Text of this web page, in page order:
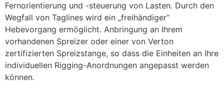
Fernorientierung und -steuerung von Lasten. Durch den
Wegfall von Taglines wird ein „freihändiger“
Hebevorgang ermöglicht. Anbringung an Ihrem
vorhandenen Spreizer oder einer von Verton
zertifizierten Spreizstange, so dass die Einheiten an Ihre
individuellen Rigging-Anordnungen angepasst werden
können.